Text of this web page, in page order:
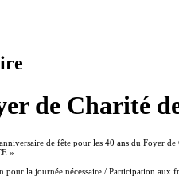
de Charité
de fête pour les 40 ans du Foyer
»
pour la journée nécessaire / Participation aux